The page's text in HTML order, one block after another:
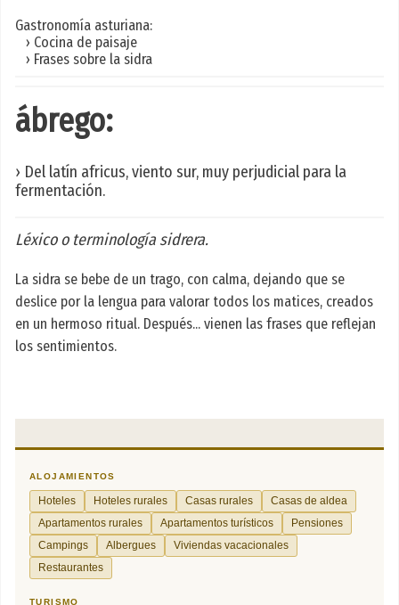
Gastronomía asturiana:
› Cocina de paisaje
› Frases sobre la sidra
ábrego:
› Del latín africus, viento sur, muy perjudicial para la
fermentación.
Léxico o terminología sidrera.
La sidra se bebe de un trago, con calma, dejando que se
deslice por la lengua para valorar todos los matices, creados
en un hermoso ritual. Después... vienen las frases que reflejan
los sentimientos.